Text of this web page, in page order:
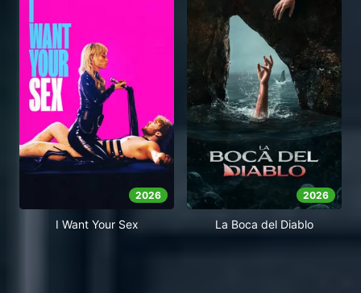
2026
I Want Your Sex
2026
La Boca del Diablo